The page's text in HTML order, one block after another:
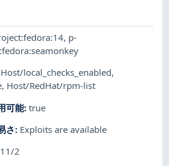
, p-
Host/local_checks_enabled,
, Host/RedHat/rpm-list
可能:true
さ: Exploits are available
2